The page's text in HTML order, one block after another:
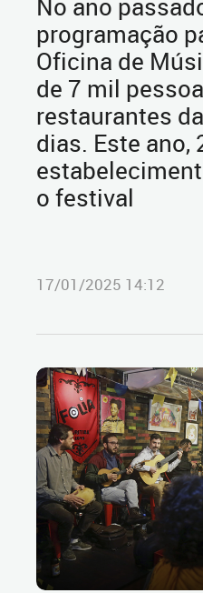
No ano
programação
Oficina de
de 7 mil
restaurantes
dias. Este ano,
o festival
17/01/2025 14:12